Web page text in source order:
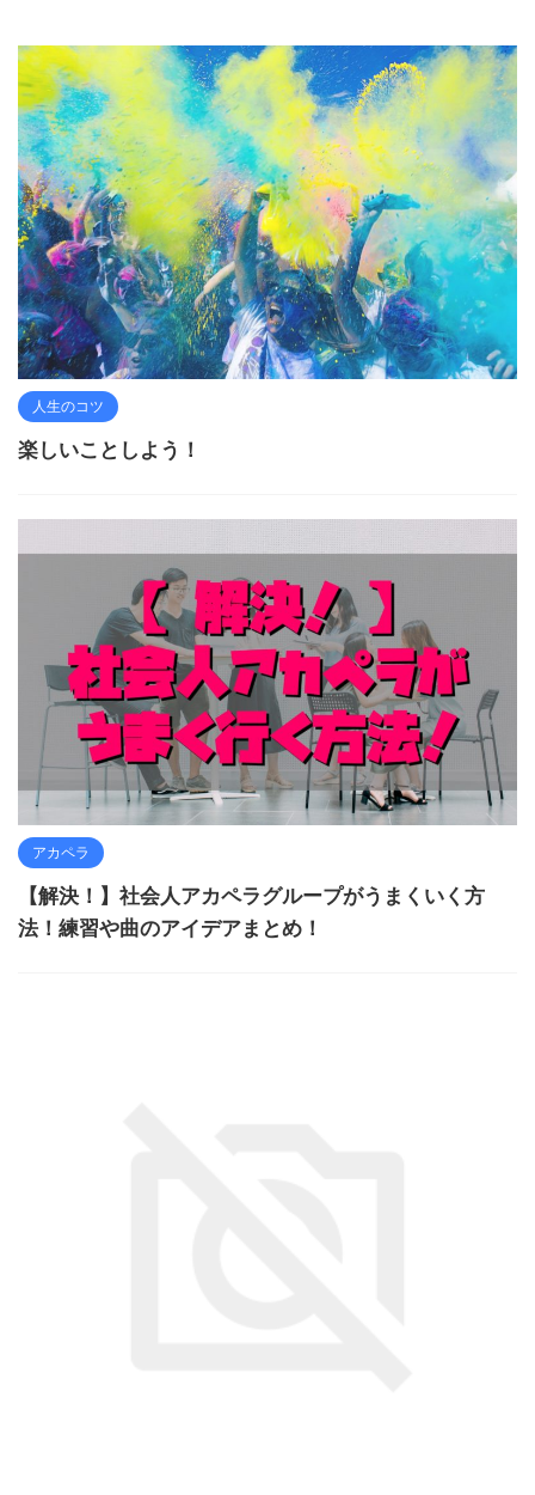
人生のコツ
楽しいことしよう！
アカペラ
【解決！】社会人アカペラグループがうまくいく方
法！練習や曲のアイデアまとめ！